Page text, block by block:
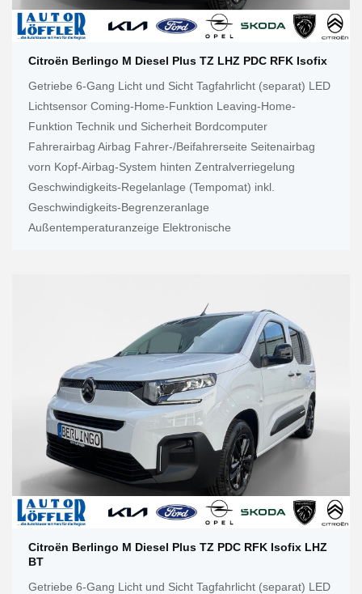
Citroën Berlingo M Diesel Plus TZ LHZ PDC RFK Isofix
Getriebe 6-Gang Licht und Sicht Tagfahrlicht (separat) LED
Lichtsensor Coming-Home-Funktion Leaving-Home-
Funktion Technik und Sicherheit Bordcomputer
Fahrerairbag Airbag Fahrer-/Beifahrerseite Seitenairbag
vorn Kopf-Airbag-System hinten Zentralverriegelung
Geschwindigkeits-Regelanlage (Tempomat) inkl.
Geschwindigkeits-Begrenzeranlage
Außentemperaturanzeige Elektronische
Citroën Berlingo M Diesel Plus TZ PDC RFK Isofix LHZ
BT
Getriebe 6-Gang Licht und Sicht Tagfahrlicht (separat) LED